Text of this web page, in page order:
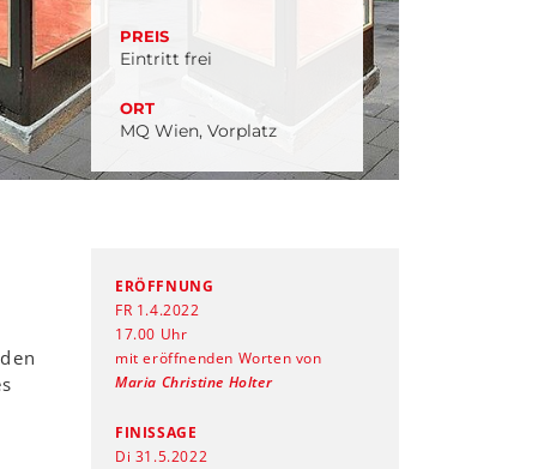
PREIS
Eintritt frei
ORT
MQ Wien, Vorplatz
ERÖFFNUNG
FR 1.4.2022
17.00 Uhr
mit eröffnenden Worten von
Maria Christine Holter
FINISSAGE
Di 31.5.2022